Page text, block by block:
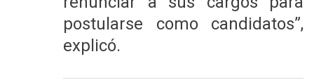
postularse como candidatos”,
explicó.